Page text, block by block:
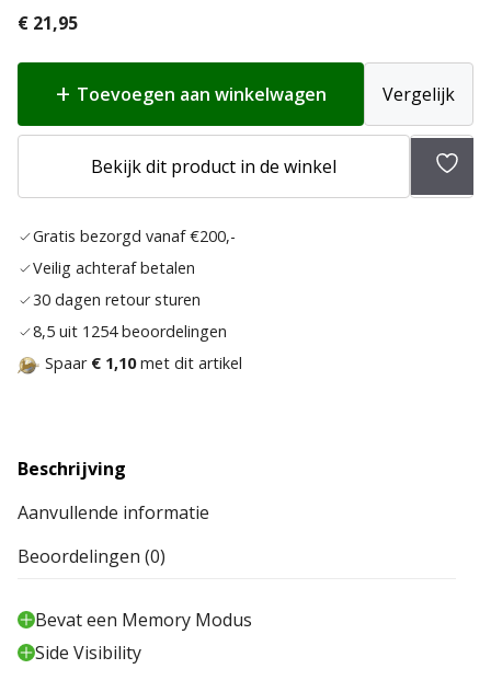
€ 21,95
Toevoegen aan winkelwagen Vergelijk
Bekijk dit product in de winkel
aan
Gratis bezorgd vanaf €200,-
Veilig achteraf betalen
30 dagen retour sturen
8,5 uit 1254 beoordelingen
Spaar € 1,10met dit artikel
Beschrijving
Aanvullende informatie
Beoordelingen (0)
Bevat een Memory Modus
Side Visibility